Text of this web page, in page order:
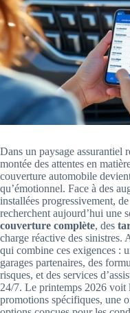
Dans un paysage assurantiel
montée des attentes en
couverture automobile
qu’émotionnel. Face à des
installées progressivement,
recherchent aujourd’hui une
couverture complète, des
charge réactive des sinistres.
qui combine ces exigences :
garages partenaires, des
risques, et des services
24/7. Le printemps 2026 voit
promotions spécifiques, une